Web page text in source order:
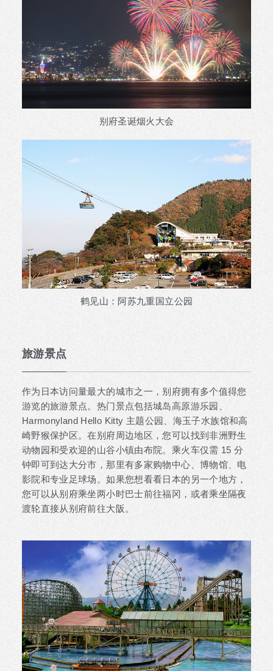
别府圣诞烟火大会
鹤见山：阿苏九重国立公园
旅游景点
作为日本访问量最大的城市之一，别府拥有多个值得您
游览的旅游景点。热门景点包括城岛高原游乐园、
Harmonyland Hello Kitty 主题公园、海玉子水族馆和高
崎野猴保护区。在别府周边地区，您可以找到非洲野生
动物园和受欢迎的山谷小镇由布院。乘火车仅需 15 分
钟即可到达大分市，那里有多家购物中心、博物馆、电
影院和专业足球场。如果您想看看日本的另一个地方，
您可以从别府乘坐两小时巴士前往福冈，或者乘坐隔夜
渡轮直接从别府前往大阪。